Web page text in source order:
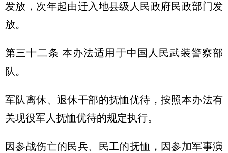
发放，次年起由迁入地县级人民政府民政部门发
放。
第三十二条 本办法适用于中国人民武装警察部
队。
军队离休、退休干部的抚恤优待，按照本办法有
关现役军人抚恤优待的规定执行。
因参战伤亡的民兵、民工的抚恤，因参加军事演